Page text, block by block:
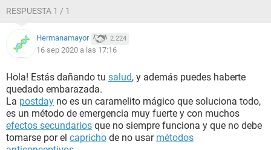
RESPUESTA 1 / 1
Hermanamayor 2.224
16 sep 2020 a las 17:16
Hola! Estás dañando tu salud, y además puedes haberte
quedado embarazada.
La postday no es un caramelito mágico que soluciona todo,
es un método de emergencia muy fuerte y con muchos
efectos secundarios que no siempre funciona y que no debe
tomarse por el capricho de no usar métodos